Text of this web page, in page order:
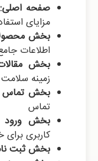
صفحه اصلی:
مزایای
بخش
اطلاعات
بخش
زمینه
بخش تماس
تماس
بخش ورود
کاربری برای
بخش ثبت